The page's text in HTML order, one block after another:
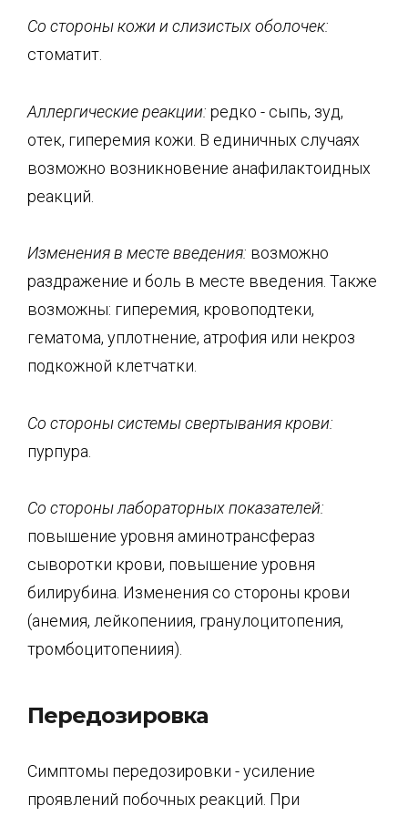
Со стороны кожи и слизистых оболочек:
стоматит.
Аллергические реакции: редко - сыпь, зуд,
отек, гиперемия кожи. В единичных случаях
возможно возникновение анафилактоидных
реакций.
Изменения в месте введения: возможно
раздражение и боль в месте введения. Также
возможны: гиперемия, кровоподтеки,
гематома, уплотнение, атрофия или некроз
подкожной клетчатки.
Со сторонысистемы свертывания крови:
пурпура.
Со стороны лабораторных показателей:
повышение уровня аминотрансфераз
сыворотки крови, повышение уровня
билирубина. Изменения со стороны крови
(анемия, лейкопениия, гранулоцитопения,
тромбоцитопениия).
Передозировка
Симптомы передозировки - усиление
проявлений побочных реакций. При